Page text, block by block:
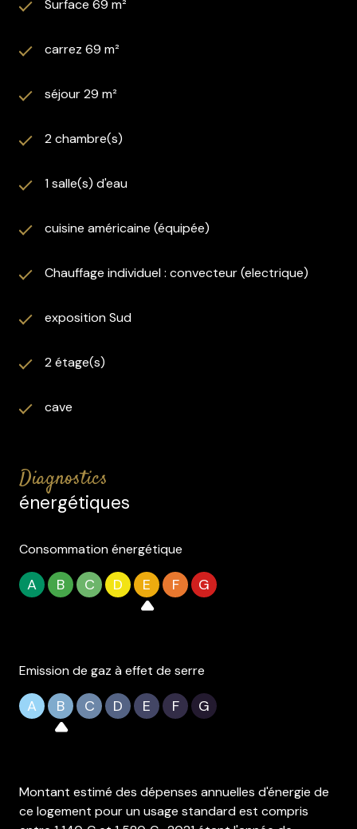
Surface 69 m²
carrez 69 m²
séjour 29 m²
2 chambre(s)
1 salle(s) d'eau
cuisine américaine (équipée)
Chauffage individuel : convecteur (electrique)
exposition Sud
2 étage(s)
cave
diagnostics
énergétiques
Consommation énergétique
A B C D E F G
Emission de gaz à effet de serre
A B C D E F G
Montant estimé des dépenses annuelles d'énergie de
ce logement pour un usage standard est compris